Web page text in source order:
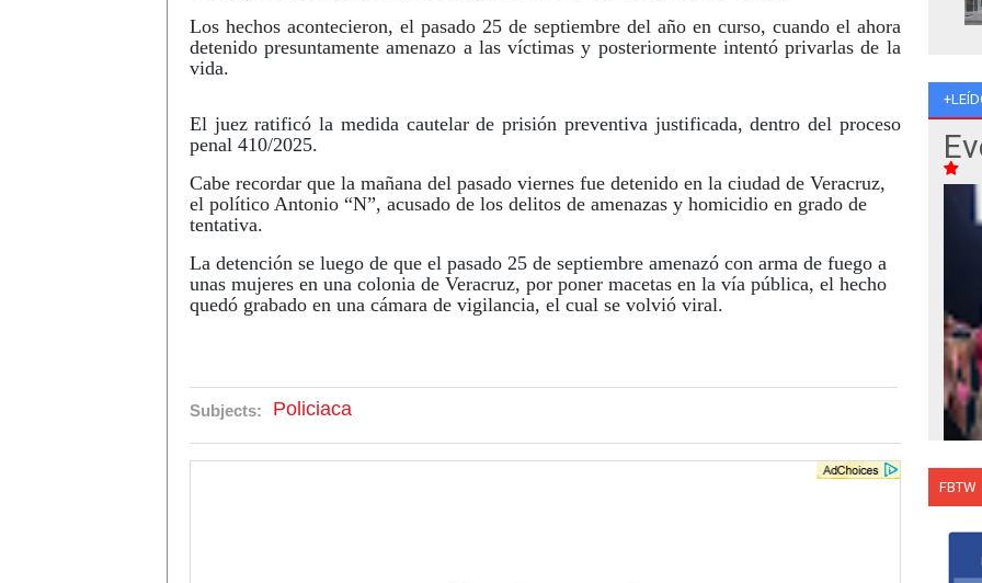
Los hechos acontecieron, el pasado 25 de septiembre del año en curso, cuando el ahora
detenido presuntamente amenazo a las víctimas y posteriormente intentó privarlas de la
vida.
El juez ratificó la medida cautelar de prisión preventiva justificada, dentro del proceso
penal 410/2025.
Cabe recordar que la mañana del pasado viernes fue detenido en la ciudad de Veracruz,
el político Antonio “N”, acusado de los delitos de amenazas y homicidio en grado de
tentativa.
La detención se luego de que el pasado 25 de septiembre amenazó con arma de fuego a
unas mujeres en una colonia de Veracruz, por poner macetas en la vía pública, el hecho
quedó grabado en una cámara de vigilancia, el cual se volvió viral.
Subjects: Policiaca
en
FBTW